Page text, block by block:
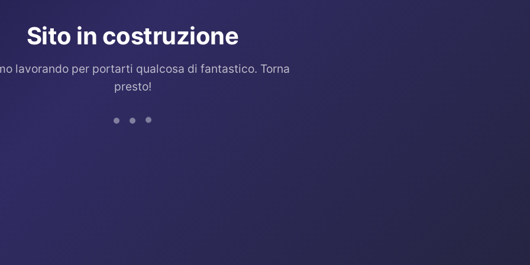
Sito in costruzione
lavorando per portarti qualcosa di fantastico. Torna
presto!